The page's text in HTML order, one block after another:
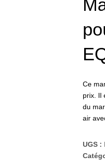
Ce
prix. Il
du
air
UGS :